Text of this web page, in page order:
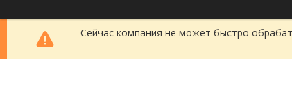
Сейчас компания не может быстро